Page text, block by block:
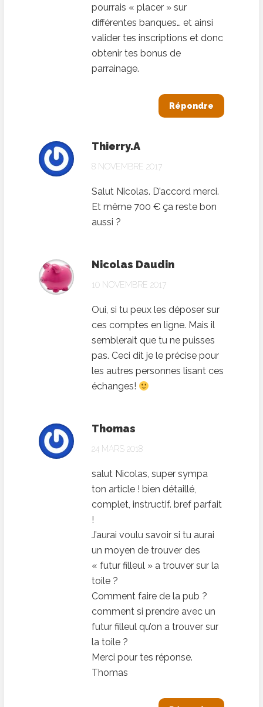
pourrais « placer » sur
différentes banques… et ainsi
valider tes inscriptions et donc
obtenir tes bonus de
parrainage.
Répondre
Thierry.A
8 NOVEMBRE 2017
Salut Nicolas. D’accord merci.
Et même 700 € ça reste bon
aussi ?
Nicolas Daudin
10 NOVEMBRE 2017
Oui, si tu peux les déposer sur
ces comptes en ligne. Mais il
semblerait que tu ne puisses
pas. Ceci dit je le précise pour
les autres personnes lisant ces
échanges!
Thomas
24 MARS 2018
salut Nicolas, super sympa
ton article ! bien détaillé,
complet, instructif. bref parfait
!
J’aurai voulu savoir si tu aurai
un moyen de trouver des
« futur filleul » a trouver sur la
toile ?
Comment faire de la pub ?
comment si prendre avec un
futur filleul qu’on a trouver sur
la toile ?
Merci pour tes réponse.
Thomas